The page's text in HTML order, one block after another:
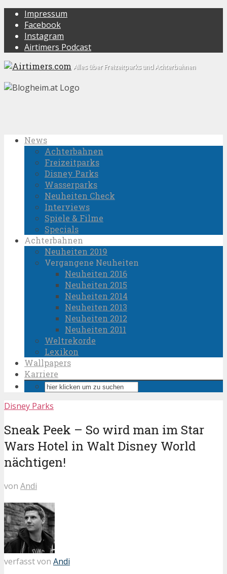
Impressum
Facebook
Instagram
Airtimers Podcast
Alles über Freizeitparks und Achterbahnen
News
Achterbahnen
Freizeitparks
Disney Parks
Wasserparks
Neuheiten Check
Interviews
Spiele & Filme
Specials
Achterbahnen
Neuheiten 2019
Vergangene Neuheiten
Neuheiten 2016
Neuheiten 2015
Neuheiten 2014
Neuheiten 2013
Neuheiten 2012
Neuheiten 2011
Weltrekorde
Lexikon
Wallpapers
Karriere
Disney Parks
Sneak Peek – So wird man im Star
Wars Hotel in Walt Disney World
nächtigen!
von Andi
verfasst von Andi